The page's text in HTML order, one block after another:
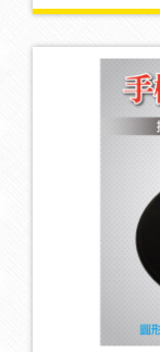
腳踏
方
車外
車